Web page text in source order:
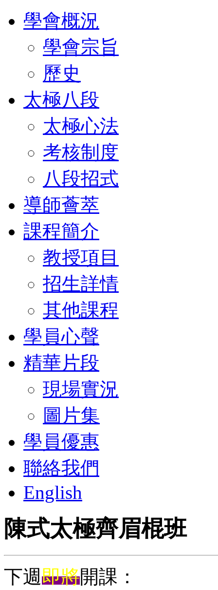
學會概況
學會宗旨
歷史
太極八段
太極心法
考核制度
八段招式
導師薈萃
課程簡介
教授項目
招生詳情
其他課程
學員心聲
精華片段
現場實況
圖片集
學員優惠
聯絡我們
English
陳式太極齊眉棍班
下週即將開課：